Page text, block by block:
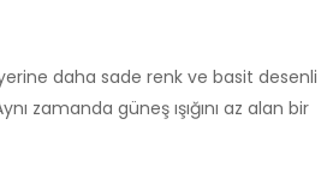
daha sade renk ve basit desenli
zamanda güneş ışığını az alan bir